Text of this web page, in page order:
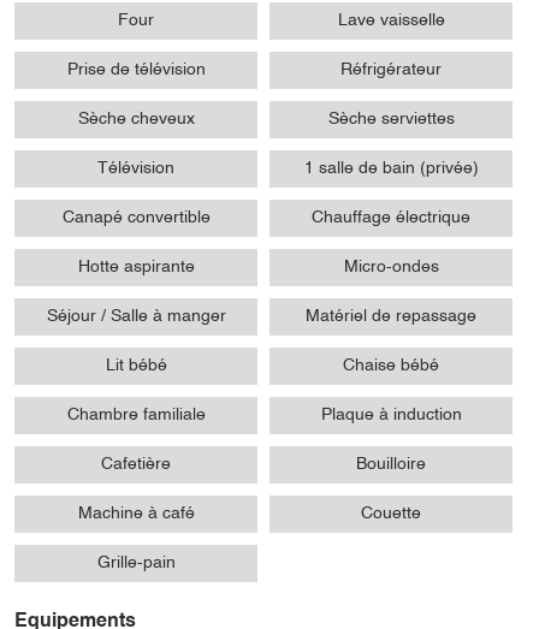
Four Lave vaisselle
Prise de télévision Réfrigérateur
Sèche cheveux Sèche serviettes
Télévision 1 salle de bain (privée)
Canapé convertible Chauffage électrique
Hotte aspirante Micro-ondes
Séjour / Salle à manger Matériel de repassage
Lit bébé Chaise bébé
Chambre familiale Plaque à induction
Cafetière Bouilloire
Machine à café Couette
Grille-pain
Equipements